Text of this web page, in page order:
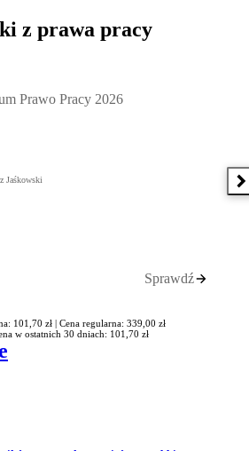
z prawa pracy
Pracy 2026, Kazimierz Jaśkowski -
Prawo Pracy 2026
Jaśkowski
Sprawdź
101,70 zł | Cena regularna: 339,00 zł
w ostatnich 30 dniach: 101,70 zł